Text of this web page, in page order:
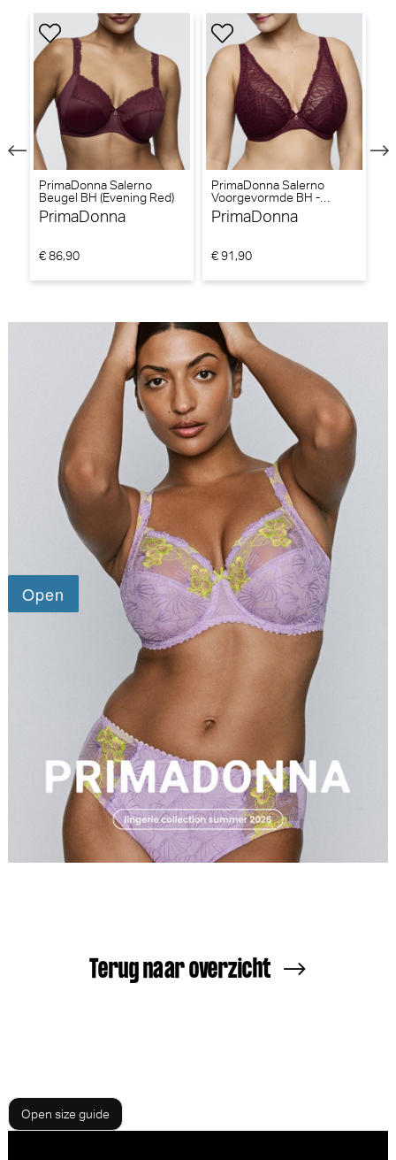
PrimaDonna Salerno
Beugel BH (Evening Red)
PrimaDonna
€ 86,90
PrimaDonna Salerno
Voorgevormde BH -
Triangel BH (Evening Red)
PrimaDonna
€ 91,90
Terug naar overzicht
Open size guide